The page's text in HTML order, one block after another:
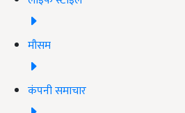
मौसम
कंपनी समाचार